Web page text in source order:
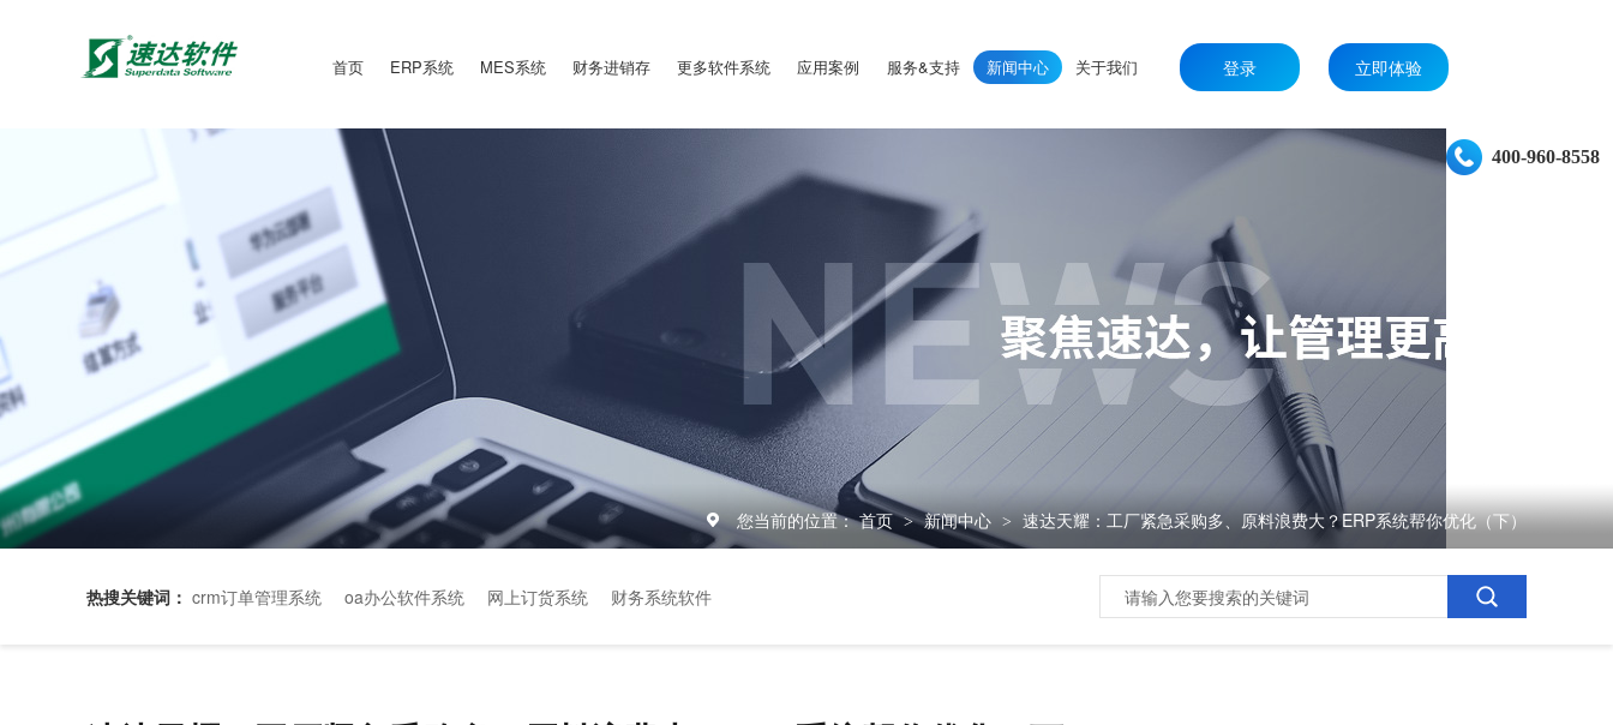
首页 ERP系统 MES系统 财务进销存 更多软件系统 应用案例 服务&支持 新闻中心 关于我们 登录 立即体验
400-960-8558
您当前的位置： 首页 > 新闻中心 > 速达天耀：工厂紧急采购多、原料浪费大？ERP系统帮你优化（下）
热搜关键词： crm订单管理系统 oa办公软件系统 网上订货系统 财务系统软件